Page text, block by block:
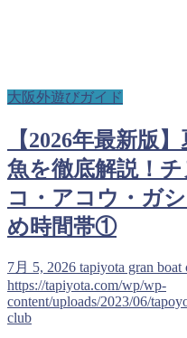
大阪外遊びガイド
【2026年最新版
魚を徹底解説！
コ・アコウ・ガ
め時間帯①
7月 5, 2026 tapiyota gran boat
https://tapiyota.com/wp/wp-
content/uploads/2023/06/
club